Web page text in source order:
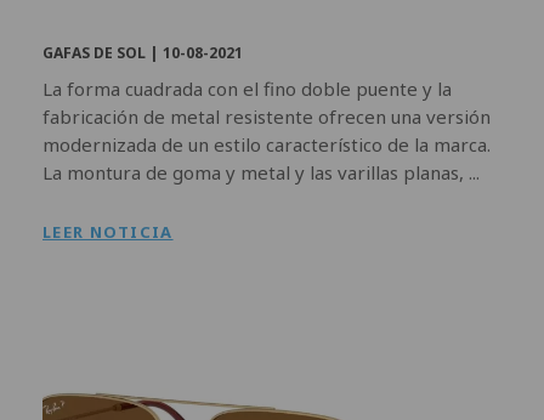
GAFAS DE SOL | 10-08-2021
La forma cuadrada con el fino doble puente y la
fabricación de metal resistente ofrecen una versión
modernizada de un estilo característico de la marca.
La montura de goma y metal y las varillas planas, ...
LEER NOTICIA